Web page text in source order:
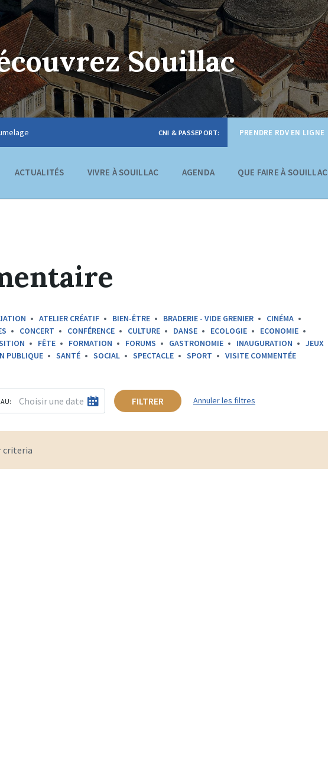
Souillac
PRENDRE RDV EN LIGNE
ACTUALITÉS VIVRE À SOUILLAC AGENDA QUE FAIRE À SOUILLAC
ATELIER CRÉATIF BIEN-ÊTRE BRADERIE - VIDE GRENIER
CINÉMA
CONCERT CONFÉRENCE CULTURE DANSE ECOLOGIE
ECONOMIE
FÊTE FORMATION FORUMS GASTRONOMIE INAUGURATION
JEUX
PUBLIQUE SANTÉ SOCIAL SPECTACLE SPORT VISITE COMMENTÉE
AU: FILTRER Annuler les filtres
criteria